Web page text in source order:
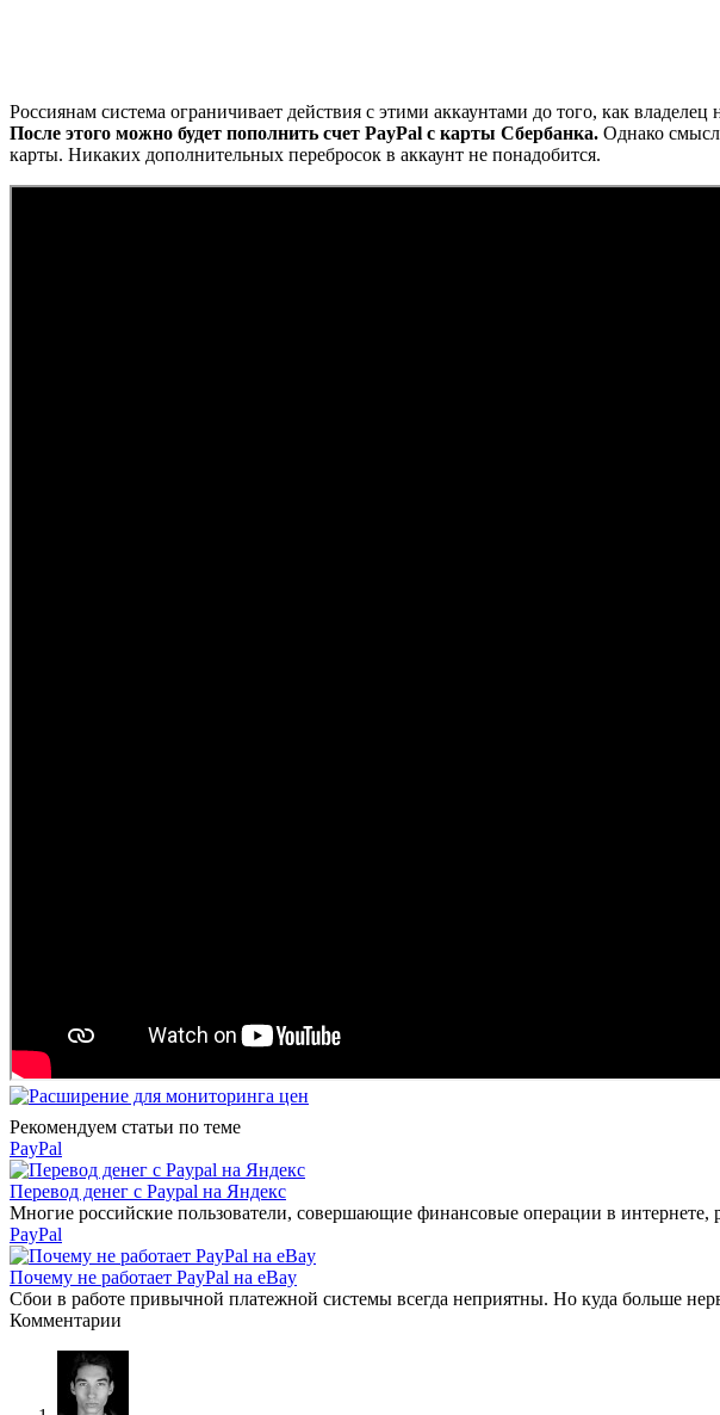
Россиянам система ограничивает действия с этими аккаунтами до того, как
После этого можно будет пополнить счет PayPal с карты Сбербанка. Однако
карты. Никаких дополнительных перебросок в аккаунт не понадобится.
Рекомендуем статьи по теме
PayPal
Перевод денег с Paypal на Яндекс
Многие российские пользователи, совершающие финансовые операции в
PayPal
Почему не работает PayPal на eBay
Сбои в работе привычной платежной системы всегда неприятны. Но куда больше
Комментарии